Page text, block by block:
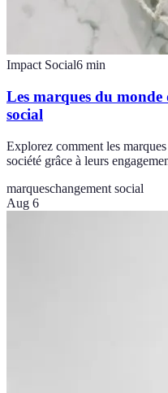
Impact Social6 min
Les marques du
social
Explorez comment les
société grâce à leurs
marqueschangement social
Aug 6